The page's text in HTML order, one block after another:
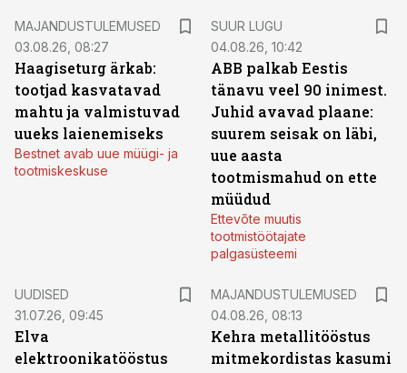
MAJANDUSTULEMUSED
03.08.26, 08:27
Haagiseturg ärkab:
tootjad kasvatavad
mahtu ja valmistuvad
uueks laienemiseks
Bestnet avab uue müügi- ja
tootmiskeskuse
SUUR LUGU
04.08.26, 10:42
ABB palkab Eestis
tänavu veel 90 inimest.
Juhid avavad plaane:
suurem seisak on läbi,
uue aasta
tootmismahud on ette
müüdud
Ettevõte muutis
tootmistöötajate
palgasüsteemi
UUDISED
31.07.26, 09:45
Elva
elektroonikatööstus
MAJANDUSTULEMUSED
04.08.26, 08:13
Kehra metallitööstus
mitmekordistas kasumi